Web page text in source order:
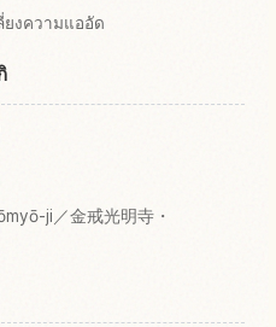
ยงความแออัด
ji／金戒光明寺・